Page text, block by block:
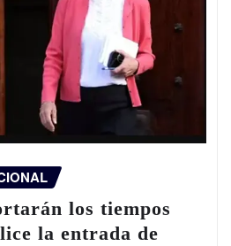
los tiempos
la entrada de